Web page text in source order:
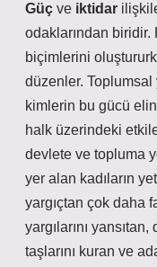
Güç ve iktidar
odaklarından
biçimlerini
düzenler. Toplumsal
kimlerin bu gücü
halk üzerindeki
devlete ve topluma
yer alan kadıların
yargıçtan çok daha
yargılarını
taşlarını kuran ve